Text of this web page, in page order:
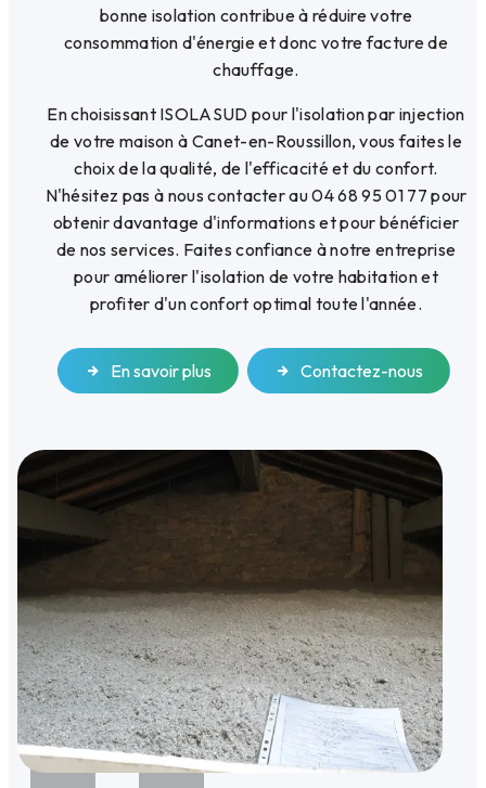
bonne isolation contribue à réduire votre
consommation d'énergie et donc votre facture de
chauffage.
En choisissant ISOLASUD pour l'isolation par injection
de votre maison à Canet-en-Roussillon, vous faites le
choix de la qualité, de l'efficacité et du confort.
N'hésitez pas à nous contacter au 04 68 95 01 77 pour
obtenir davantage d'informations et pour bénéficier
de nos services. Faites confiance à notre entreprise
pour améliorer l'isolation de votre habitation et
profiter d'un confort optimal toute l'année.
En savoir plus Contactez-nous